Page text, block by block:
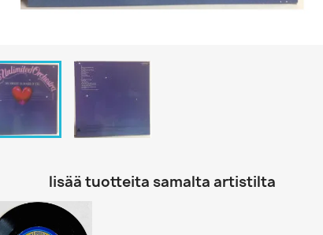
lisää tuotteita samalta artistilta